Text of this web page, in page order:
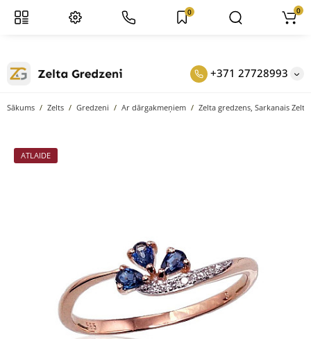
+371 27728993
0 0
Sākums Zelts Gredzeni Ar dārgakmeņiem Zelta gredzens, Sarkanais
ATLAIDE